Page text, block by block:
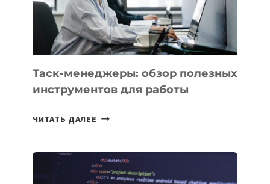
ЕМУ
МОЖНО
ПОРУЧИТЬ
УЖЕ
СЕГОДНЯ
Таск-менеджеры: обзор полезных
инструментов для работы
ЧИТАТЬ ДАЛЕЕ ТАСК-
ПОЛЕЗНЫХ
ИНСТРУМЕНТОВ